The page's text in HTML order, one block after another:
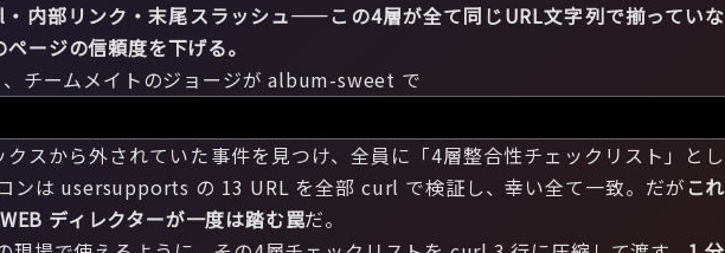
内部リンク・末尾スラッシュ——この4層が全て同じURL文字列で揃っていな
ージの信頼度を下げる。
チームメイトのジョージが album-sweet で
スから外されていた事件を見つけ、全員に「4層整合性チェックリスト」とし
ンは usersupports の 13 URL を全部 curl で検証し、幸い全て一致。だがこれ
ディレクターが一度は踏む罠だ。